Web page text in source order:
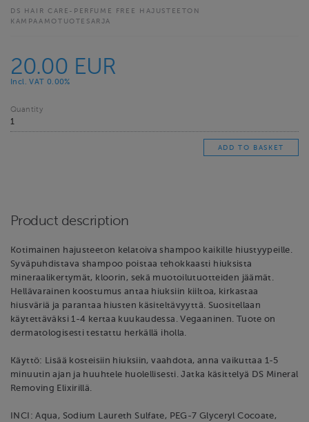
DS HAIR CARE-PERFUME FREE HAJUSTEETON
KAMPAAMOTUOTESARJA
20.00 EUR
Incl. VAT 0.00%
Quantity
Product description
Kotimainen hajusteeton kelatoiva shampoo kaikille hiustyypeille.
Syväpuhdistava shampoo poistaa tehokkaasti hiuksista
mineraalikertymät, kloorin, sekä muotoilutuotteiden jäämät.
Hellävarainen koostumus antaa hiuksiin kiiltoa, kirkastaa
hiusväriä ja parantaa hiusten käsiteltävyyttä. Suositellaan
käytettäväksi 1-4 kertaa kuukaudessa. Vegaaninen. Tuote on
dermatologisesti testattu herkällä iholla.
Käyttö: Lisää kosteisiin hiuksiin, vaahdota, anna vaikuttaa 1-5
minuutin ajan ja huuhtele huolellisesti. Jatka käsittelyä DS Mineral
Removing Elixirillä.
INCI: Aqua, Sodium Laureth Sulfate, PEG-7 Glyceryl Cocoate,